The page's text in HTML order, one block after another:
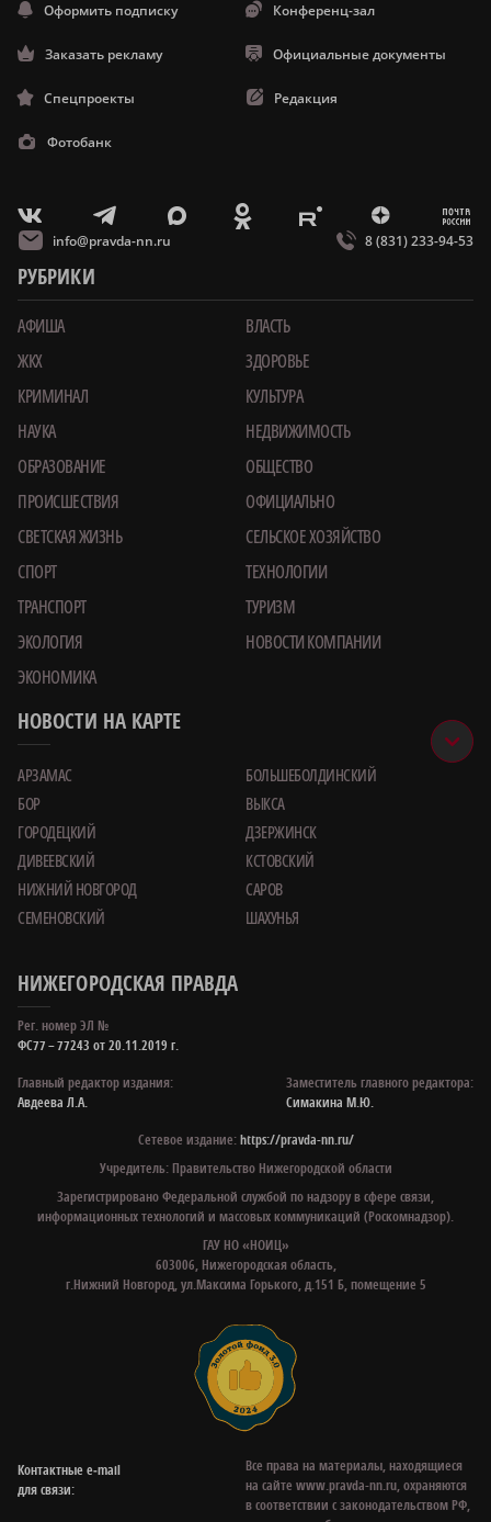
Оформить подписку Конференц-зал
Заказать рекламу Официальные документы
Спецпроекты Редакция
Фотобанк
V T X O E Z m
info@pravda-nn.ru 8 (831) 233-94-53
РУБРИКИ
АФИША
ВЛАСТЬ
ЖКХ
ЗДОРОВЬЕ
КРИМИНАЛ
КУЛЬТУРА
НАУКА
НЕДВИЖИМОСТЬ
ОБРАЗОВАНИЕ
ОБЩЕСТВО
ПРОИСШЕСТВИЯ
ОФИЦИАЛЬНО
СВЕТСКАЯ ЖИЗНЬ
СЕЛЬСКОЕ ХОЗЯЙСТВО
СПОРТ
ТЕХНОЛОГИИ
ТРАНСПОРТ
ТУРИЗМ
ЭКОЛОГИЯ
НОВОСТИ КОМПАНИИ
ЭКОНОМИКА
НОВОСТИ НА КАРТЕ
АРЗАМАС
БОЛЬШЕБОЛДИНСКИЙ
БОР
ВЫКСА
ГОРОДЕЦКИЙ
ДЗЕРЖИНСК
ДИВЕЕВСКИЙ
КСТОВСКИЙ
НИЖНИЙ НОВГОРОД
САРОВ
СЕМЕНОВСКИЙ
ШАХУНЬЯ
НИЖЕГОРОДСКАЯ ПРАВДА
Рег. номер ЭЛ №
ФС77 – 77243 от 20.11.2019 г.
Главный редактор издания:
Авдеева Л.А.
Заместитель главного редактора:
Симакина М.Ю.
Сетевое издание:https://pravda-nn.ru/
Учредитель: Правительство Нижегородской области
Зарегистрировано Федеральной службой по надзору в сфере связи,
информационных технологий и массовых коммуникаций (Роскомнадзор).
ГАУ НО «НОИЦ»
603006, Нижегородская область,
г.Нижний Новгород, ул.Максима Горького, д.151 Б, помещение 5
Контактные e‑mail
для связи:
Все права на материалы, находящиеся
на сайте www.pravda-nn.ru, охраняются
в соответствии с законодательством РФ,